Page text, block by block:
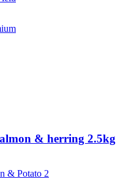
& herring 2.5kg